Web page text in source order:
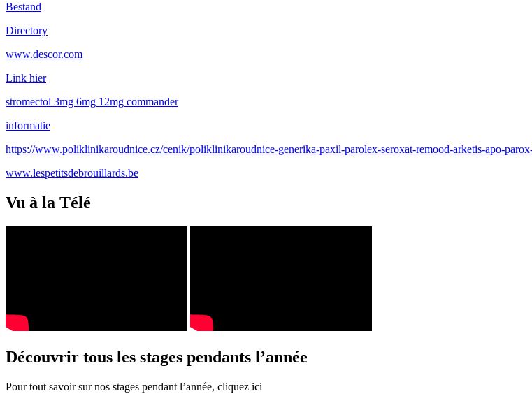
Bestand
Directory
www.descor.com
Link hier
stromectol 3mg 6mg 12mg commander
informatie
https://www.poliklinikaroudnice.cz/cenik/poliklinikaroudnice-generika-paxil-parolex-seroxat-remood-arketis-apo-
www.lespetitsdebrouillards.be
Vu à la Télé
Découvrir tous les stages pendants l’année
Pour tout savoir sur nos stages pendant l’année, cliquez ici